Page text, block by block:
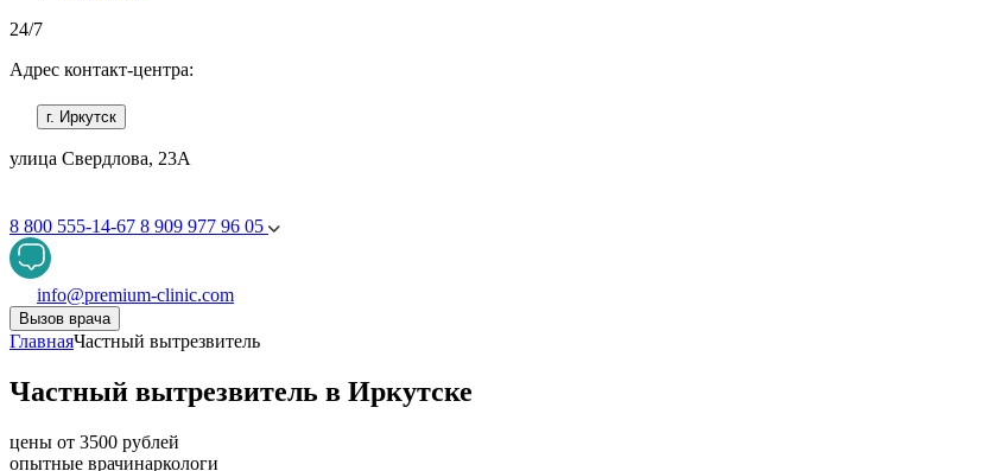
24/7
Адрес контакт-центра:
г. Иркутск
улица Свердлова, 23А
8 800 555-14-67 8 909 977 96 05
info@premium-clinic.com
Вызов врача
ГлавнаяЧастный вытрезвитель
Частный вытрезвитель в Иркутске
цены от 3500 рублей
опытные врачинаркологи